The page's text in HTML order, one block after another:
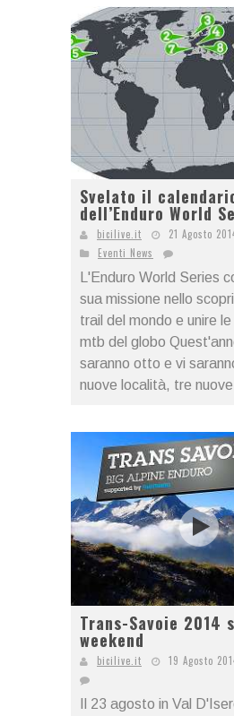
Svelato il
dell’Enduro World
bicilive.it
21 Agosto
Eventi News
L'Enduro World Series
sua missione nello
trail del mondo e unire
mtb del globo
saranno otto e vi
nuove località, tre
Trans-Savoie 2014
weekend
bicilive.it 19 Agosto
Il 23 agosto in Val